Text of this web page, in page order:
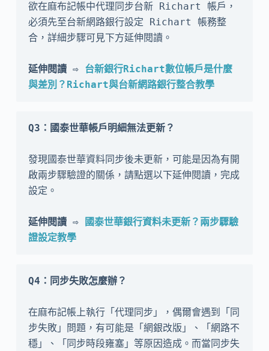
欲在麻布記帳中代理同步台新 Richart 帳戶，
必須先至台新網路銀行設定 Richart 帳務整
合，詳細步驟可見下方延伸閱讀。
延伸閱讀 ⇨ 台新銀行Richart數位帳戶是什麼
與差別？Richart與台新網路銀行整合教學
Q3：國泰世華帳戶明細無法更新？
發現國泰世華資料同步後未更新，可能是因為有開
啟兩步驟驗證的關係，請點選以下延伸閱讀，完成
設定。
延伸閱讀 ⇨
國泰世華銀行資料未更新？兩步驟驗
證設定教學
Q4：同步失敗怎麼辦？
在麻布記帳上執行「代理同步」，偶爾會遇到「同
步失敗」問題，有可能是「網銀改版」、「網路不
穩」、「同步時段雍塞」等原因造成。而當同步失